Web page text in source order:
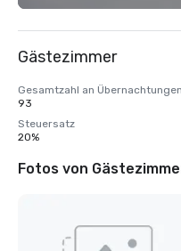
Gästezimmer
Gesamtzahl an Übernachtungen
93
Steuersatz
20%
Fotos von